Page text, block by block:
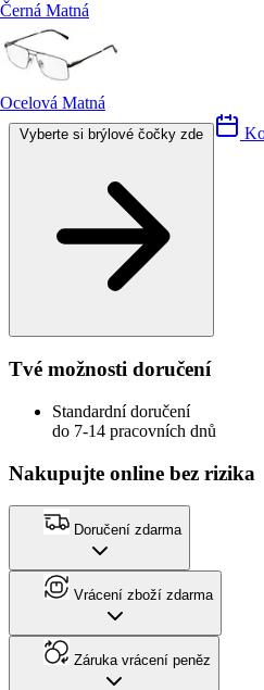
Černá Matná
Ocelová Matná
Tvé možnosti doručení
Standardní doručení
do 7-14 pracovních dnů
Nakupujte online bez rizika
Doručení zdarma
Vrácení zboží zdarma
Záruka vrácení peněz